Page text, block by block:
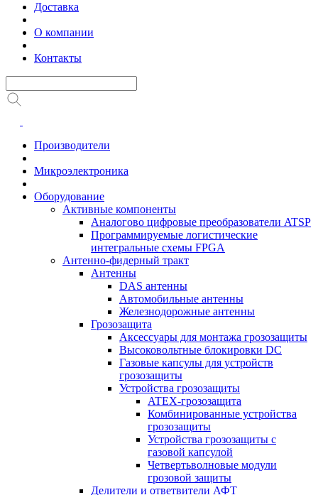
Доставка
О компании
Контакты
Производители
Микроэлектроника
Оборудование
Активные компоненты
Аналогово цифровые преобразователи ATSP
Программируемые логистические
интегральные схемы FPGA
Антенно-фидерный тракт
Антенны
DAS антенны
Автомобильные антенны
Железнодорожные антенны
Грозозащита
Аксессуары для монтажа грозозащиты
Высоковольтные блокировки DC
Газовые капсулы для устройств
грозозащиты
Устройства грозозащиты
ATEX-грозозащита
Комбинированные устройства
грозозащиты
Устройства грозозащиты с
газовой капсулой
Четвертьволновые модули
грозовой защиты
Делители и ответвители АФТ